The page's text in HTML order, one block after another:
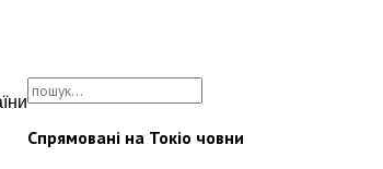
Спрямовані на Токіо човни